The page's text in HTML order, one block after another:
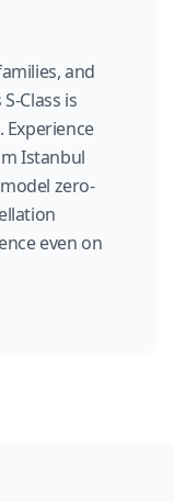
and
Class is
Istanbul
zero-
even on